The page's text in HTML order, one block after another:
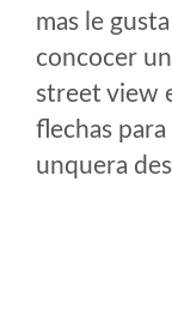
mas le
concocer
street view
flechas
unquera